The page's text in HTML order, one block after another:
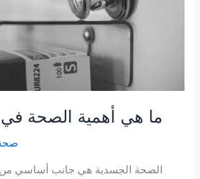
ما هي أهمية الصحة في
الصحة الجسدية هي جانب أساسي من